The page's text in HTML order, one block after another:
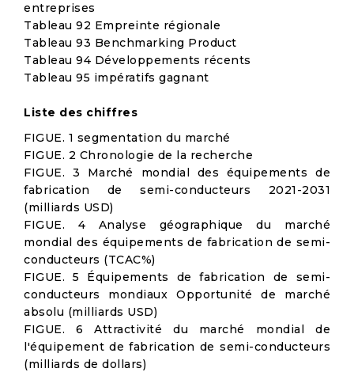
entreprises
Tableau 92 Empreinte régionale
Tableau 93 Benchmarking Product
Tableau 94 Développements récents
Tableau 95 impératifs gagnant
Liste des chiffres
FIGUE. 1 segmentation du marché
FIGUE. 2 Chronologie de la recherche
FIGUE. 3 Marché mondial des équipements de
fabrication de semi-conducteurs 2021-2031
(milliards USD)
FIGUE. 4 Analyse géographique du marché
mondial des équipements de fabrication de semi-
conducteurs (TCAC%)
FIGUE. 5 Équipements de fabrication de semi-
conducteurs mondiaux Opportunité de marché
absolu (milliards USD)
FIGUE. 6 Attractivité du marché mondial de
l'équipement de fabrication de semi-conducteurs
(milliards de dollars)